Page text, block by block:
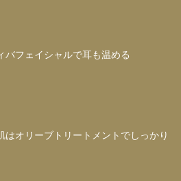
フェイシャルで耳も温める
オリーブトリートメントでしっかり